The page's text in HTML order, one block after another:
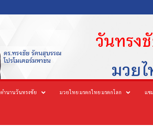
ตำนานวันทรงชัย มวยไทย มรดกไทย มรดกโลก แช